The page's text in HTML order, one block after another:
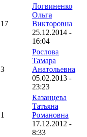
17
Логвиненко
Ольга
Викторовна
25.12.2014 -
16:04
3
Рослова
Тамара
Анатольевна
05.02.2013 -
23:23
1
Казанцева
Татьяна
Романовна
17.12.2012 -
8:33